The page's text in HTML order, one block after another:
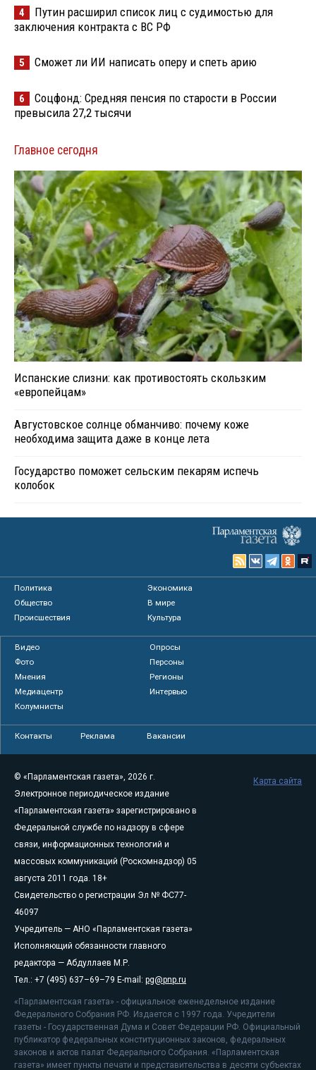
4
Путин расширил список лиц с судимостью для
заключения контракта с ВС РФ
5 Сможет ли ИИ написать оперу и спеть арию
6
Соцфонд: Средняя пенсия по старости в России
превысила 27,2 тысячи
Главное сегодня
Испанские слизни: как противостоять скользким
«европейцам»
Августовское солнце обманчиво: почему коже
необходима защита даже в конце лета
Государство поможет сельским пекарям испечь
колобок
Политика
Экономика
Общество
В мире
Происшествия
Культура
Видео
Опросы
Фото
Персоны
Мнения
Регионы
Медиацентр
Интервью
Колумнисты
Контакты Реклама Вакансии
© «Парламентская газета», 2026 г.
Электронное периодическое издание
«Парламентская газета» зарегистрировано в
Федеральной службе по надзору в сфере
связи, информационных технологий и
массовых коммуникаций (Роскомнадзор) 05
августа 2011 года. 18+
Свидетельство о регистрации Эл № ФС77-
46097
Учредитель — АНО «Парламентская газета»
Исполняющий обязанности главного
редактора — Абдуллаев М.Р.
Тел.: +7 (495) 637–69–79 E-mail: pg@pnp.ru
«Парламентская газета» - официальное еженедельное издание
Федерального Собрания РФ. Издается с 1997 года. Учредители
газеты - Государственная Дума и Совет Федерации РФ. Официальный
публикатор федеральных конституционных законов, федеральных
законов и актов палат Федерального Собрания. «Парламентская
газета» имеет пункты печати и представительства в десяти субъектах
Карта сайта